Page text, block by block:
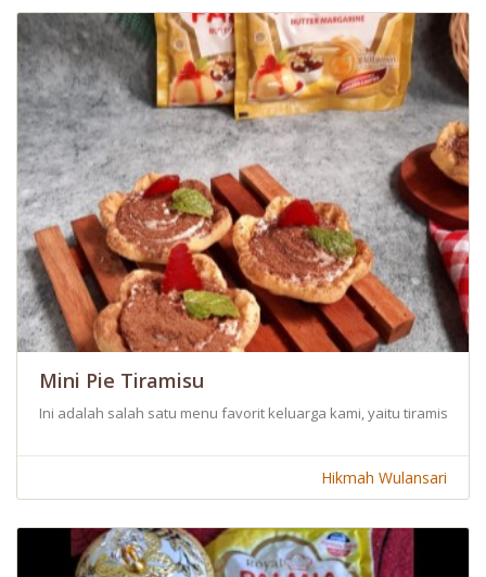
Mini Pie Tiramisu
Ini adalah salah satu menu favorit keluarga kami, yaitu tiramisu
Hikmah Wulansari